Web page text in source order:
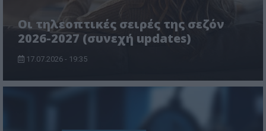
Οι τηλεοπτικές σειρές της σεζόν
2026-2027 (συνεχή updates)
17.07.2026 - 19:35